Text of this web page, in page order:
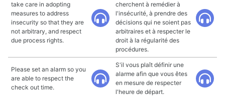
take care in adopting
measures to address
insecurity so that they are
not arbitrary, and respect
due process rights.
cherchent à remédier à
l'insécurité, à prendre des
décisions qui ne soient pas
arbitraires et à respecter le
droit à la régularité des
procédures.
Please set an alarm so you
are able to respect the
check out time.
S'il vous plaît définir une
alarme afin que vous êtes
en mesure de respecter
l'heure de départ.